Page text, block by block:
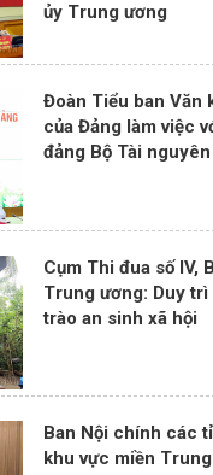
ủy Trung ương
Đoàn Tiểu ban Văn
của Đảng làm việc
đảng Bộ Tài
Cụm Thi đua số IV,
Trung ương: Duy
trào an sinh xã hội
Ban Nội chính các
khu vực miền